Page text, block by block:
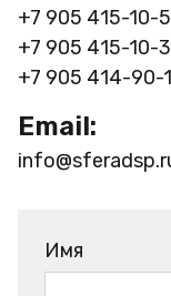
+7 905 415-10-
+7 905 415-10-
+7 905 414-90-
Email:
Имя